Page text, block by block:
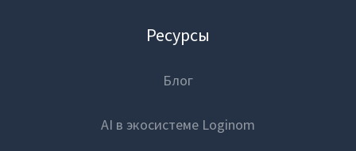
Ресурсы
Блог
AI в экосистеме Loginom